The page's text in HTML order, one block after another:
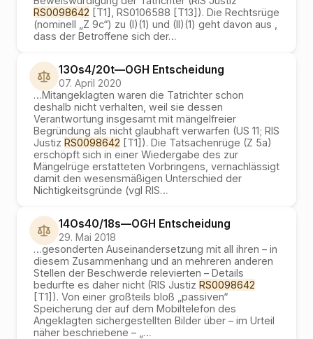
RS0098642 [T1], RS0106588 [T13]). Die Rechtsrüge
(nominell „Z 9c“) zu (I)(1) und (II)(1) geht davon aus ,
dass der Betroffene sich der…
13Os4/20t—OGH Entscheidung
07. April 2020
…Mitangeklagten waren die Tatrichter schon
deshalb nicht verhalten, weil sie dessen
Verantwortung insgesamt mit mängelfreier
Begründung als nicht glaubhaft verwarfen (US 11; RIS
Justiz RS0098642 [T1]). Die Tatsachenrüge (Z 5a)
erschöpft sich in einer Wiedergabe des zur
Mängelrüge erstatteten Vorbringens, vernachlässigt
damit den wesensmäßigen Unterschied der
Nichtigkeitsgründe (vgl RIS…
14Os40/18s—OGH Entscheidung
29. Mai 2018
…gesonderten Auseinandersetzung mit all ihren – in
diesem Zusammenhang und an mehreren anderen
Stellen der Beschwerde relevierten – Details
bedurfte es daher nicht (RIS Justiz RS0098642
[T1]). Von einer großteils bloß „passiven“
Speicherung der auf dem Mobiltelefon des
Angeklagten sichergestellten Bilder über – im Urteil
näher beschriebene – „ …